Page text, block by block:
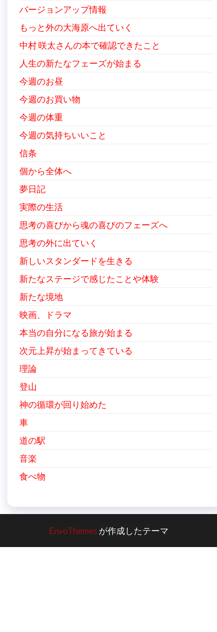
バージョンアップ情報
もっと外の大海原へ出ていく
中村 咲太さんの本で確認できたこと
人生の新たなフェーズが始まる
今週のお昼
今週のお買い物
今週の体重
今週の気持ちいいこと
信条
個から全体へ
夢日記
実際の生活
思考の喜びから魂の喜びのフェーズへ
思考の外に出ていく
新しいスタンダードを生きる
新たなステージで感じたことや体験
新たな境地
映画、ドラマ
本当の自分になる旅が始まる
次元上昇が始まってきている
理論
登山
神の循環が回り始めた
車
道の駅
音楽
食べ物
EnvoThemes が作成したテーマ